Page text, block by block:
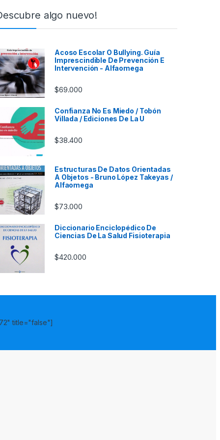
algo nuevo!
Acoso Escolar O Bullying. Guía
Imprescindible De Prevención E
Intervención - Alfaomega
$69.000
Confianza No Es Miedo / Tobón
Villada / Ediciones De La U
$38.400
Estructuras De Datos Orientadas
A Objetos - Bruno López Takeyas /
Alfaomega
$73.000
Diccionario Enciclopédico De
Ciencias De La Salud Fisioterapia
$420.000
title="false"]